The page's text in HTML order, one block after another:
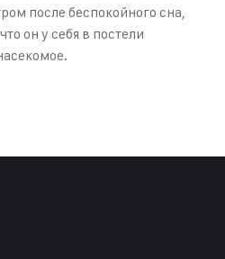
после беспокойного сна,
он у себя в постели